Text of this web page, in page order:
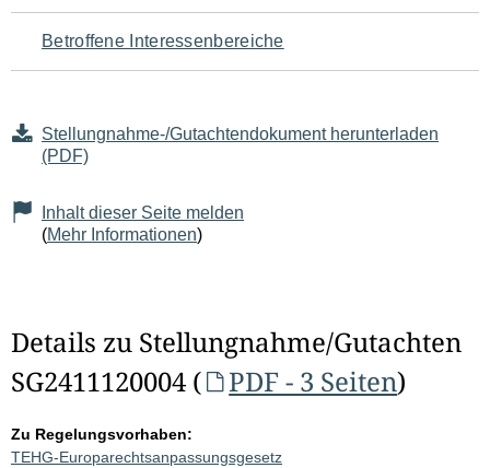
für
den
Seiteninhalt
Betroffene Interessenbereiche
Stellungnahme-/Gutachtendokument herunterladen
(PDF)
Inhalt dieser Seite melden
(Mehr Informationen)
Details zu Stellungnahme/Gutachten
SG2411120004 (
PDF - 3 Seiten)
Zu Regelungsvorhaben:
TEHG-Europarechtsanpassungsgesetz